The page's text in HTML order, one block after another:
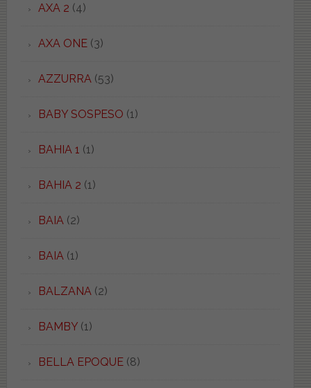
AXA 2 (4)
AXA ONE(3)
AZZURRA(53)
BABY SOSPESO (1)
BAHIA 1 (1)
BAHIA 2 (1)
BAIA(2)
BAIA(1)
BALZANA(2)
BAMBY(1)
BELLA EPOQUE(8)